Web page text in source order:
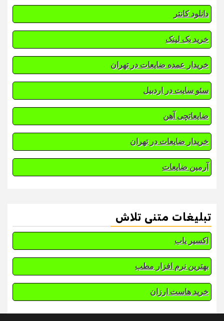
دانلود کانتر
خرید بک لینک
خریدار عمده ضایعات در تهران
سئو سایت در اردبیل
ضایعاتچی آهن
خریدار ضایعات در تهران
آرمین ضایعات
تبلیغات متنی تلاش
اکسیر یاب
بهترین نرم افزار مطب
خرید هاست ارزان